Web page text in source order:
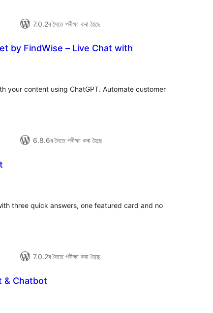
7.0.2ৰ সৈতে পৰীক্ষা কৰা হৈছে
by FindWise – Live Chat with
your content using ChatGPT. Automate customer
6.8.6ৰ সৈতে পৰীক্ষা কৰা হৈছে
three quick answers, one featured card and no
7.0.2ৰ সৈতে পৰীক্ষা কৰা হৈছে
& Chatbot